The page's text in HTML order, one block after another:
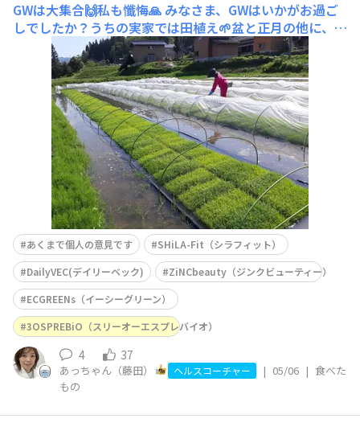
GWは大集合🙌私も懺悔🙏 みなさま、GWはいかがお過ご
しでしたか？うちの実家では田植え🌱盆と正月の他に、田
植えと稲刈り🌾の時期に大集合してます。なのでお正月の
ように年末太る問題が私は年に４回あるのだなぁと今頃気
づきました😅子供たちも、大きくなりなかなかの戦力で
す👏私もお手伝いしながら、この日は朝からみんなのお弁
当作り🍙普段も
あくまで個人の意見です
SHiLA-Fit（シラフィット）
DailyVEC(デイリーベック)
ZiNCbeauty（ジンクビューティー）
ECGREENs（イーシーグリーン）
3OSPREBiO（スリーオーエスプレバイオ）
4 37
あっちゃん（藤田） ヘルスコーチャー | 05/06 | 食べた
もの